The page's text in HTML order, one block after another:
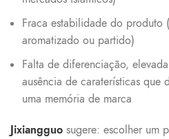
Fraca estabilidade do produto
aromatizado ou partido)
Falta de diferenciação,
ausência de caraterísticas
uma memória de marca
Jixiangguo sugere: escolher um